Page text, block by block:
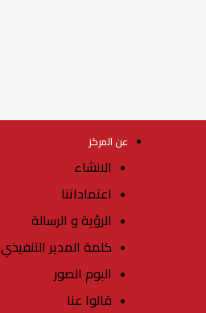
عن المركز
الانشاء
اعتماداتنا
الرؤية و الرسالة
كلمة المدير التنفيذي
البوم الصور
قالوا عنا